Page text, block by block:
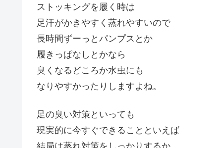
ストッキングを履く時は
足汗がかきやすく蒸れやすいので
長時間ずーっとパンプスとか
履きっぱなしとかなら
臭くなるどころか水虫にも
なりやすかったりしますよね。
足の臭い対策といっても
現実的に今すぐできることといえば
結局は蒸れ対策をしっかりするか